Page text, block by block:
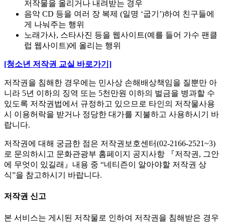
저작물을 올리거나 내려받는 경우
음악 CD 등을 여러 장 복제 (일명 ‘굽기’)하여 친구들에
게 나눠주는 행위
노래가사, 스타사진 등을 웹사이트(예를 들어 가수 팬클
럽 웹사이트)에 올리는 행위
[청소년 저작권 교실 바로가기]
저작권을 침해한 경우에는 민사상 손해배상책임을 질뿐만 아
니라 5년 이하의 징역 또는 5천만원 이하의 벌금을 병과할 수
있도록 저작권법에서 규정하고 있으므로 타인의 저작물사용
시 이용허락을 받거나 정당한 대가를 지불하고 사용하시기 바
랍니다.
저작권에 대해 궁금한 점은 저작권보호센터(02-2166-2521~3)
로 문의하시고 문화관광부 홈페이지 공지사항 『저작권, 그안
에 무엇이 있길래』내용 중 “네티즌이 알아야할 저작권 상
식”을 참고하시기 바랍니다.
저작권 신고
본 서비스는 게시된 저작물로 인하여 저작권을 침해받은 경우